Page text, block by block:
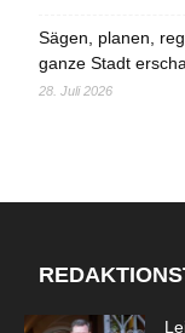
Sägen, planen,
ganze Stadt
28. Juli 2026